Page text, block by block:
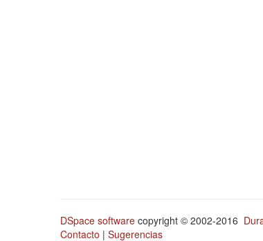
DSpace software copyright © 2002-2016
Contacto | Sugerencias